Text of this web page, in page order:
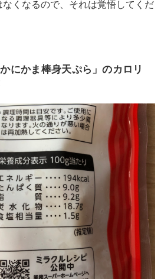
くなるので、それは覚悟してくだ
にかま棒身天ぷら」のカロリ